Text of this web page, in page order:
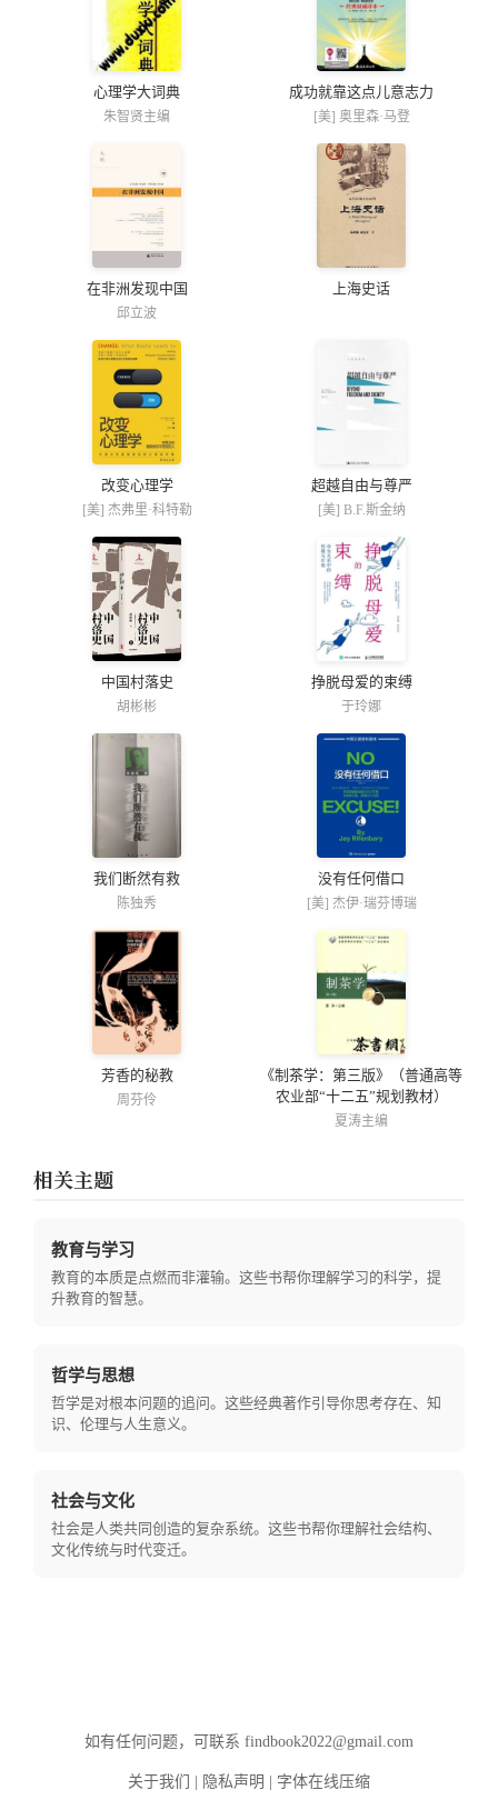
心理学大词典
朱智贤主编
成功就靠这点儿意志力
[美] 奥里森·马登
在非洲发现中国
邱立波
上海史话
改变心理学
[美] 杰弗里·科特勒
超越自由与尊严
[美] B.F.斯金纳
中国村落史
胡彬彬
挣脱母爱的束缚
于玲娜
我们断然有救
陈独秀
没有任何借口
[美] 杰伊·瑞芬博瑞
芳香的秘教
周芬伶
《制茶学：第三版》（普通高等
农业部“十二五”规划教材）
夏涛主编
相关主题
教育与学习
教育的本质是点燃而非灌输。这些书帮你理解学习的科学，提
升教育的智慧。
哲学与思想
哲学是对根本问题的追问。这些经典著作引导你思考存在、知
识、伦理与人生意义。
社会与文化
社会是人类共同创造的复杂系统。这些书帮你理解社会结构、
文化传统与时代变迁。
如有任何问题，可联系 findbook2022@gmail.com
关于我们 隐私声明 字体在线压缩